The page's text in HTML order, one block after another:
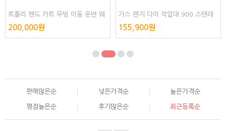
트롤리 핸드 카트 무빙 이동 운반 웨
건 카 써빙 서빙카 서빙 플라스틱
200,000원
가스 렌지 다이 작업대 900 스텐레
스 201 상판 0.8T 씽크대 싱크대 스
텐 조리대 보조대 건조대 수납대 스
155,900원
판매많은순 낮은가격순 높은가격순
평점높은순 후기많은순 최근등록순